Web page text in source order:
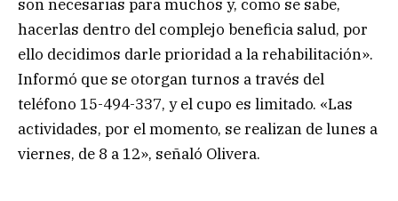
son necesarias para muchos y, como se sabe,
hacerlas dentro del complejo beneficia salud, por
ello decidimos darle prioridad a la rehabilitación».
Informó que se otorgan turnos a través del
teléfono 15-494-337, y el cupo es limitado. «Las
actividades, por el momento, se realizan de lunes a
viernes, de 8 a 12», señaló Olivera.